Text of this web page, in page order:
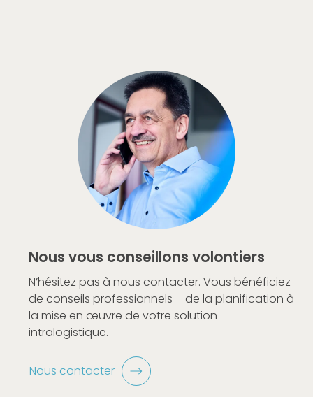
Nous vous conseillons volontiers
N’hésitez pas à nous contacter. Vous bénéficiez
de conseils professionnels – de la planification à
la mise en œuvre de votre solution
intralogistique.
Nous contacter